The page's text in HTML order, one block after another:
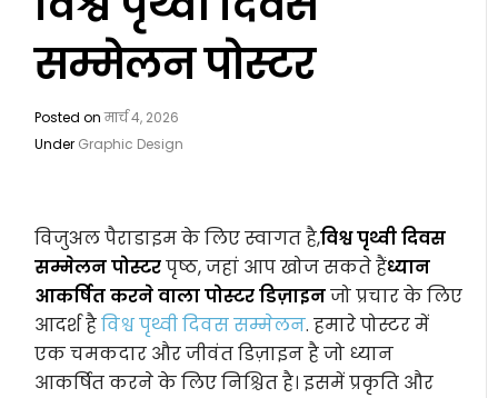
सम्मेलन पोस्टर
Posted onमार्च 4, 2026
Under Graphic Design
विजुअल पैराडाइम के लिए स्वागत है,विश्व पृथ्वी दिवस
सम्मेलन पोस्टरपृष्ठ, जहां आप खोज सकते हैंध्यान
आकर्षित करने वाला पोस्टर डिज़ाइनजो प्रचार के लिए
आदर्श हैविश्व पृथ्वी दिवस सम्मेलन. हमारे पोस्टर में
एक चमकदार और जीवंत डिज़ाइन है जो ध्यान
आकर्षित करने के लिए निश्चित है। इसमें प्रकृति और